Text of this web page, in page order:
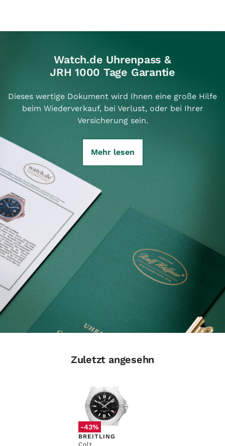
Watch.de Uhrenpass &
JRH 1000 Tage Garantie
Dieses wertige Dokument wird Ihnen eine große Hilfe
beim Wiederverkauf, bei Verlust, oder bei Ihrer
Versicherung sein.
Mehr lesen
Zuletzt angesehn
BREITLING
Colt
-43%